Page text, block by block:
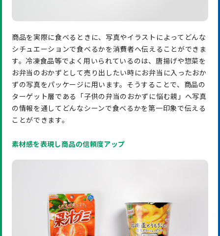
商品を実際に食べるときに、写真やイラストによってどんな
シチュエーションで食べるかを消費者へ伝えることができま
す。冷凍食品等でよく用いられているのは、唐揚げや惣菜を
お弁当のおかずとして売り出したい時にお弁当に入ったおか
ずの写真をパッケージに用います。そうすることで、商品の
ターゲット層である「子供の弁当のおかずに悩む親」へ写真
の情報を通してどんなシーンで食べるかを第一印象で伝える
ことができます。
素材感を表現し商品の信頼度アップ